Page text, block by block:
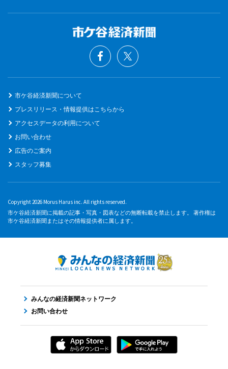
市ケ谷経済新聞について
プレスリリース・情報提供はこちらから
アクセスデータの利用について
お問い合わせ
広告のご案内
スタッフ募集
Copyright 2026 Morus Harus inc. All rights reserved.
市ケ谷経済新聞に掲載の記事・写真・図表などの無断転載を禁止します。 著作権は
市ケ谷経済新聞またはその情報提供者に属します。
みんなの経済新聞ネットワーク
お問い合わせ